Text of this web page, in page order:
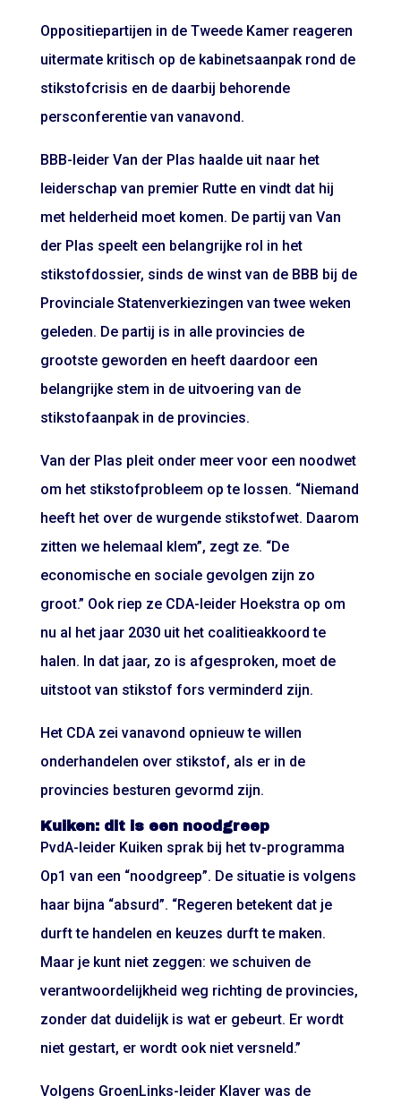
Oppositiepartijen in de Tweede Kamer reageren
uitermate kritisch op de kabinetsaanpak rond de
stikstofcrisis en de daarbij behorende
persconferentie van vanavond.
BBB-leider Van der Plas haalde uit naar het
leiderschap van premier Rutte en vindt dat hij
met helderheid moet komen. De partij van Van
der Plas speelt een belangrijke rol in het
stikstofdossier, sinds de winst van de BBB bij de
Provinciale Statenverkiezingen van twee weken
geleden. De partij is in alle provincies de
grootste geworden en heeft daardoor een
belangrijke stem in de uitvoering van de
stikstofaanpak in de provincies.
Van der Plas pleit onder meer voor een noodwet
om het stikstofprobleem op te lossen. “Niemand
heeft het over de wurgende stikstofwet. Daarom
zitten we helemaal klem”, zegt ze. “De
economische en sociale gevolgen zijn zo
groot.” Ook riep ze CDA-leider Hoekstra op om
nu al het jaar 2030 uit het coalitieakkoord te
halen. In dat jaar, zo is afgesproken, moet de
uitstoot van stikstof fors verminderd zijn.
Het CDA zei vanavond opnieuw te willen
onderhandelen over stikstof, als er in de
provincies besturen gevormd zijn.
Kuiken: dit is een noodgreep
PvdA-leider Kuiken sprak bij het tv-programma
Op1 van een “noodgreep”. De situatie is volgens
haar bijna “absurd”. “Regeren betekent dat je
durft te handelen en keuzes durft te maken.
Maar je kunt niet zeggen: we schuiven de
verantwoordelijkheid weg richting de provincies,
zonder dat duidelijk is wat er gebeurt. Er wordt
niet gestart, er wordt ook niet versneld.”
Volgens GroenLinks-leider Klaver was de